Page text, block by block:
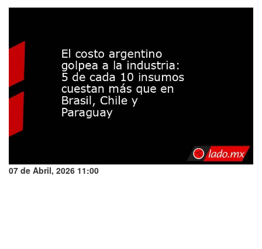
07 de Abril, 2026 11:00